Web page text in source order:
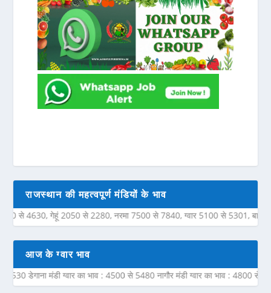
राजस्थान की महत्वपूर्ण मंडियों के भाव
गेहूं 2050 से 2280, नरमा 7500 से 7840, ग्वार 5100 से 5301, बाजरी
आज के ग्वार भाव
मंडी ग्वार का भाव : 4500 से 5480 नागौर मंडी ग्वार का भाव : 4800 से 5450